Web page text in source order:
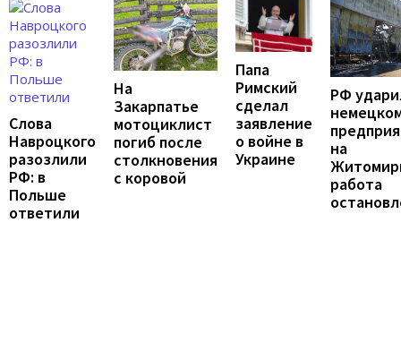
Слова
Навроцкого
разозлили
РФ: в
Польше
ответили
На
Закарпатье
мотоциклист
погиб после
столкновения
с коровой
Папа
Римский
сделал
заявление
о войне в
Украине
РФ
на
работа